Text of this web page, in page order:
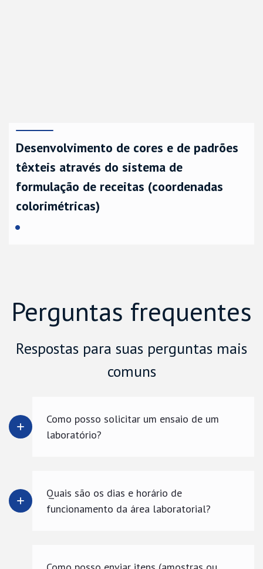
Desenvolvimento de cores e de padrões
têxteis através do sistema de
formulação de receitas (coordenadas
colorimétricas)
Perguntas frequentes
Respostas para suas perguntas mais
comuns
Como posso solicitar um ensaio de um
laboratório?
Quais são os dias e horário de
funcionamento da área laboratorial?